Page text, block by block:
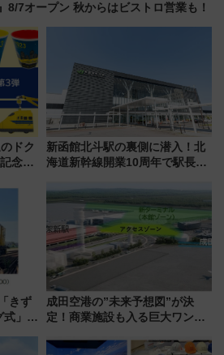
7オープン 秋からはビストロ営業も！
ドク
念グ
新函館北斗駅の裏側に潜入！北
海道新幹線開業10周年で駅長
ト 参加方法や体験内容を紹介
きず
」採
上に
成田空港の”未来予想図”が決
定！商業施設も入る巨大ワンタ
で新型特急が品川･羽田とを結